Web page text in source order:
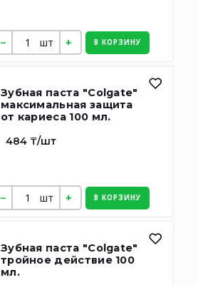
шт В КОРЗИНУ
Зубная паста "Colgate"
максимальная защита
от кариеса 100 мл.
484 ₸/шт
шт В КОРЗИНУ
Зубная паста "Colgate"
тройное действие 100
мл.